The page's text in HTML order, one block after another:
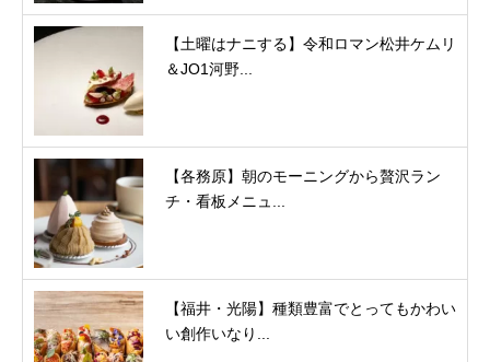
【土曜はナニする】令和ロマン松井ケムリ
＆JO1河野...
【各務原】朝のモーニングから贅沢ラン
チ・看板メニュ...
【福井・光陽】種類豊富でとってもかわい
い創作いなり...